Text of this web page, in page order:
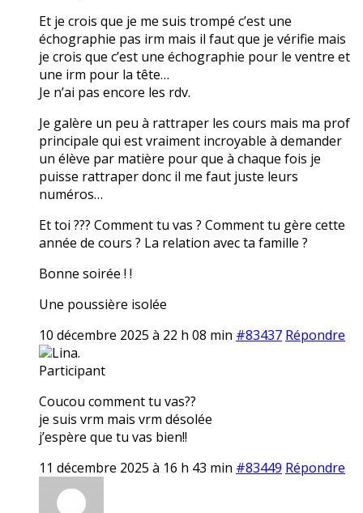
Et je crois que je me suis trompé c’est une
échographie pas irm mais il faut que je vérifie mais
je crois que c’est une échographie pour le ventre et
une irm pour la tête…
Je n’ai pas encore les rdv.
Je galère un peu à rattraper les cours mais ma prof
principale qui est vraiment incroyable à demander
un élève par matière pour que à chaque fois je
puisse rattraper donc il me faut juste leurs
numéros…
Et toi ??? Comment tu vas ? Comment tu gère cette
année de cours ? La relation avec ta famille ?
Bonne soirée ! !
Une poussière isolée
10 décembre 2025 à 22 h 08 min #83437 Répondre
Lina.
Participant
Coucou comment tu vas??
je suis vrm mais vrm désolée
j’espère que tu vas bien!!
11 décembre 2025 à 16 h 43 min #83449 Répondre